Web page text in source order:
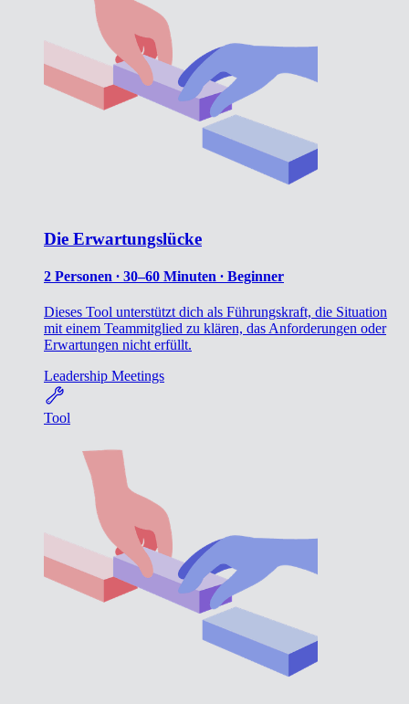
Die Erwartungslücke
2 Personen ∙ 30–60 Minuten ∙ Beginner
Dieses Tool unterstützt dich als Führungskraft, die Situation
mit einem Teammitglied zu klären, das Anforderungen oder
Erwartungen nicht erfüllt.
Leadership Meetings
Tool